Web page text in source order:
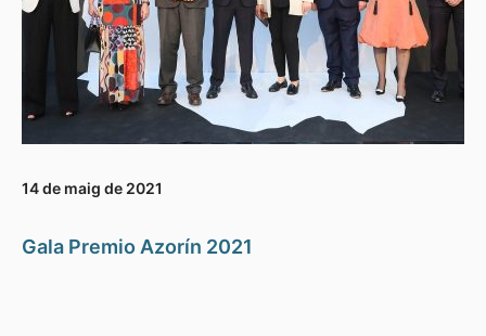
14 de maig de 2021
Gala Premio Azorín 2021